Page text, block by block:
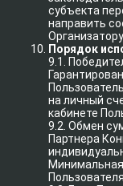
субъекта
направить
Организатору.
Порядок
9.1.
на личный
кабинете
9.2. Обмен
Партнера